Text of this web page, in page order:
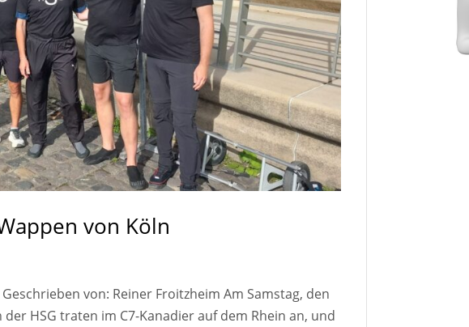
von Köln
von: Reiner Froitzheim Am Samstag, den
HSG traten im C7-Kanadier auf dem Rhein an, und